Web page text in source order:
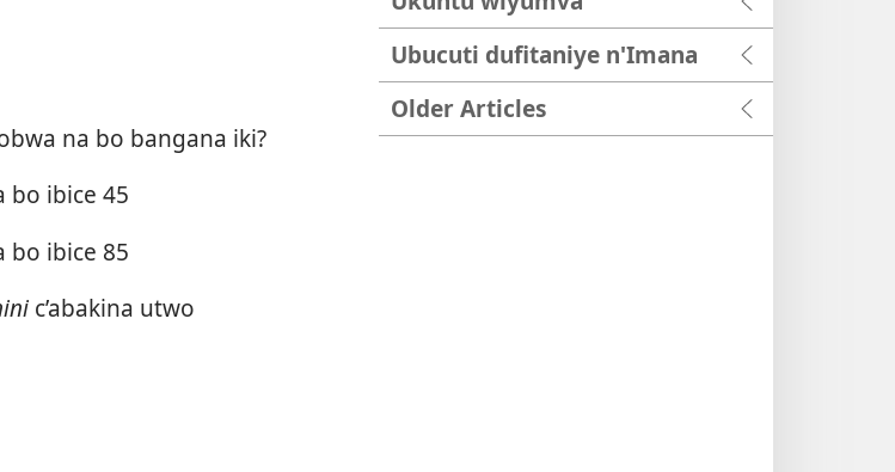
na bo bangana iki?
bo ibice 45
bo ibice 85
c’abakina utwo
Ubucuti dufitaniye n'Imana
Older Articles